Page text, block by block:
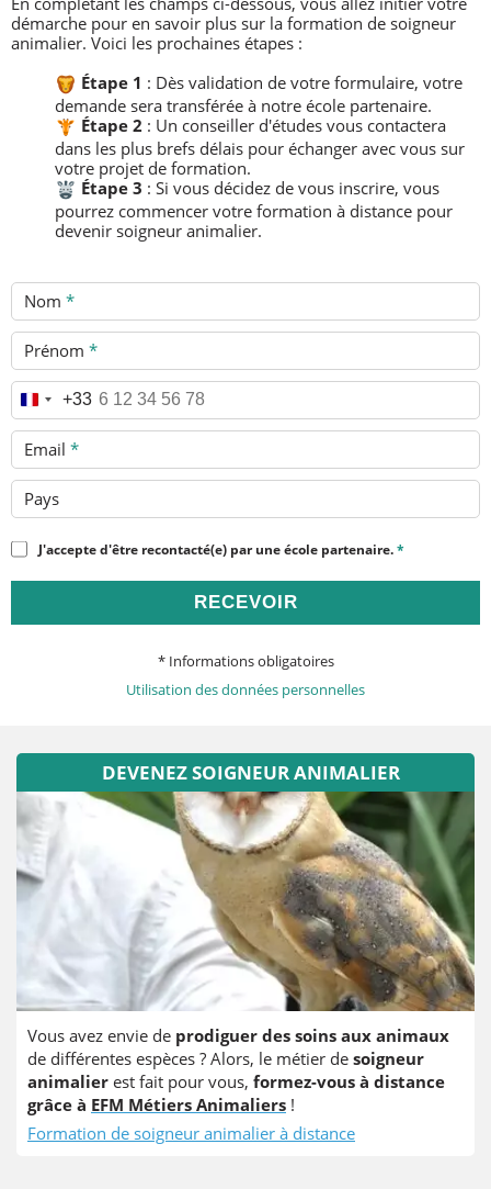
démarche pour en savoir plus sur la formation de soigneur
animalier. Voici les prochaines étapes :
Étape 1 : Dès validation de votre formulaire, votre
demande sera transférée à notre école partenaire.
Étape 2 : Un conseiller d'études vous contactera
dans les plus brefs délais pour échanger avec vous sur
votre projet de formation.
Étape 3 : Si vous décidez de vous inscrire, vous
pourrez commencer votre formation à distance pour
devenir soigneur animalier.
Nom *
Prénom *
Téléphone *
+33
Email *
Pays
J'accepte d'être recontacté(e) par une école partenaire.*
RECEVOIR
* Informations obligatoires
Utilisation des données personnelles
DEVENEZ SOIGNEUR ANIMALIER
Vous avez envie de prodiguer des soins aux animaux
de différentes espèces ? Alors, le métier de soigneur
animalier est fait pour vous, formez-vous à distance
grâce à EFM Métiers Animaliers !
Formation de soigneur animalier à distance